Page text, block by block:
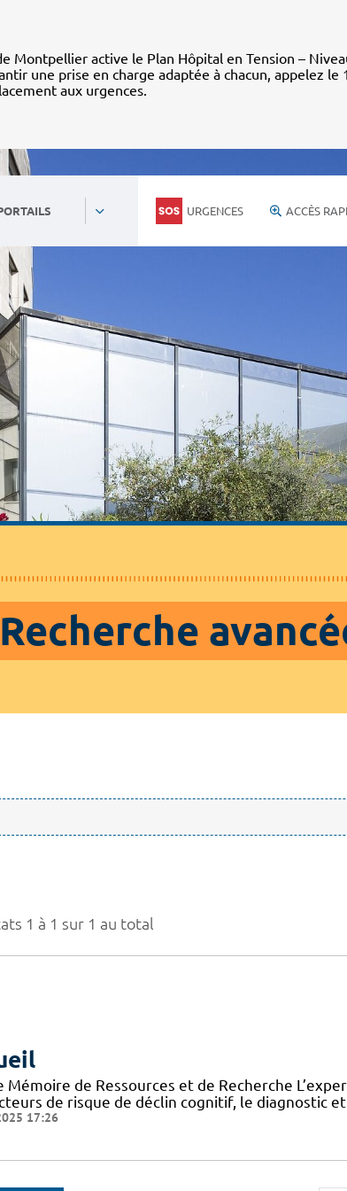
Montpellier active le Plan Hôpital en Tension –
une prise en charge adaptée à chacun, appelez le
aux urgences.
URGENCES ACCÈS
Recherche
1 à 1 sur 1 au total
Mémoire de Ressources et de Recherche
de risque de déclin cognitif, le diagnostic
17:26